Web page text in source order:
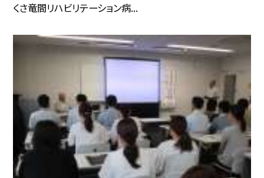
くさ竜間リハビリテーション病...